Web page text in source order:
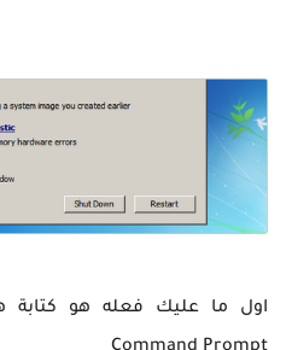
اول ما عليك فعله هو كتابة